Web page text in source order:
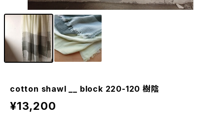
cotton shawl __ block 220-120 樹陰
¥13,200